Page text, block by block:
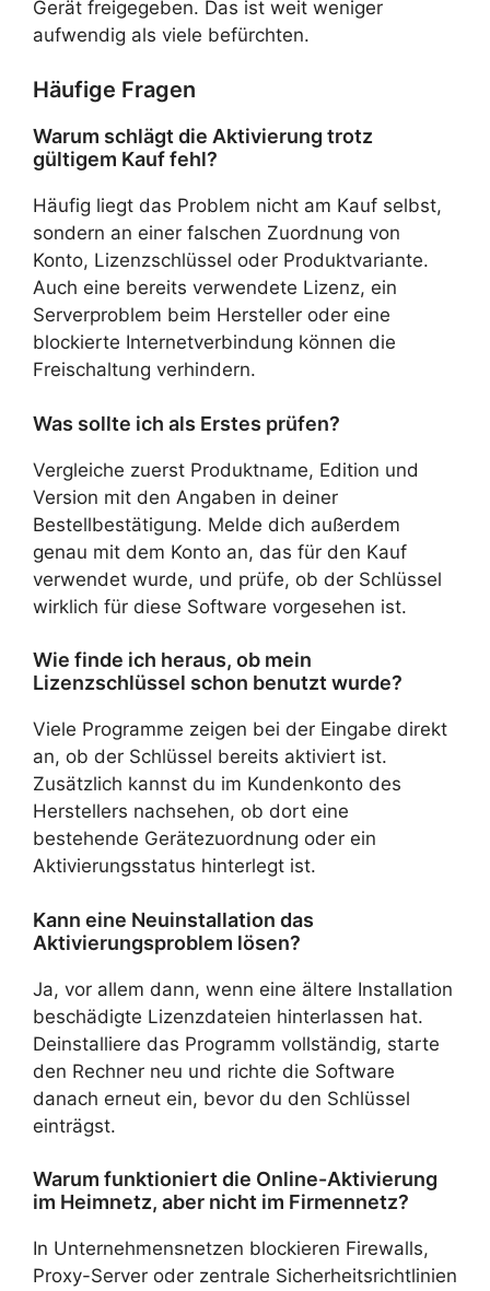
Gerät freigegeben. Das ist weit weniger
aufwendig als viele befürchten.
Häufige Fragen
Warum schlägt die Aktivierung trotz
gültigem Kauf fehl?
Häufig liegt das Problem nicht am Kauf selbst,
sondern an einer falschen Zuordnung von
Konto, Lizenzschlüssel oder Produktvariante.
Auch eine bereits verwendete Lizenz, ein
Serverproblem beim Hersteller oder eine
blockierte Internetverbindung können die
Freischaltung verhindern.
Was sollte ich als Erstes prüfen?
Vergleiche zuerst Produktname, Edition und
Version mit den Angaben in deiner
Bestellbestätigung. Melde dich außerdem
genau mit dem Konto an, das für den Kauf
verwendet wurde, und prüfe, ob der Schlüssel
wirklich für diese Software vorgesehen ist.
Wie finde ich heraus, ob mein
Lizenzschlüssel schon benutzt wurde?
Viele Programme zeigen bei der Eingabe direkt
an, ob der Schlüssel bereits aktiviert ist.
Zusätzlich kannst du im Kundenkonto des
Herstellers nachsehen, ob dort eine
bestehende Gerätezuordnung oder ein
Aktivierungsstatus hinterlegt ist.
Kann eine Neuinstallation das
Aktivierungsproblem lösen?
Ja, vor allem dann, wenn eine ältere Installation
beschädigte Lizenzdateien hinterlassen hat.
Deinstalliere das Programm vollständig, starte
den Rechner neu und richte die Software
danach erneut ein, bevor du den Schlüssel
einträgst.
Warum funktioniert die Online-Aktivierung
im Heimnetz, aber nicht im Firmennetz?
In Unternehmensnetzen blockieren Firewalls,
Proxy-Server oder zentrale Sicherheitsrichtlinien